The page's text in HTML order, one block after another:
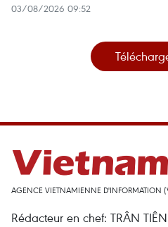
03/08/2026 09:52
AGENCE VIETNAMIENNE D'INFORMATION
Rédacteur en chef: TRÂN